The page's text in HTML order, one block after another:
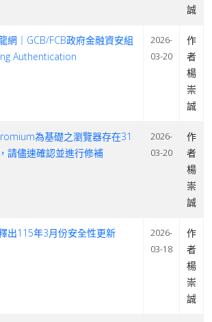
誠
網｜GCB/FCB政府金融資安組
Authentication
2026-
03-20
作
者
楊
崇
誠
為基礎之瀏覽器存在31
請儘速確認並進行修補
2026-
03-20
作
者
楊
崇
誠
出115年3月份安全性更新
2026-
03-18
作
者
楊
崇
誠